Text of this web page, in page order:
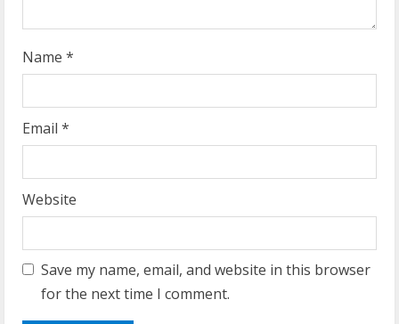
n
g
Name *
Email *
Website
Save my name, email, and website in this browser
for the next time I comment.